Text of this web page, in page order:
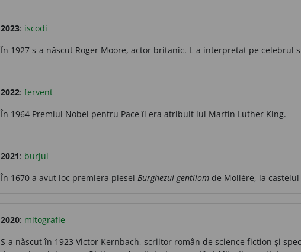
2023: iscodi
În 1927 s-a născut Roger Moore, actor britanic. L-a interpretat pe celebrul
2022: fervent
În 1964 Premiul Nobel pentru Pace îi era atribuit lui Martin Luther King.
2021: burjui
În 1670 a avut loc premiera piesei Burghezul gentilom de Molière, la
2020: mitografie
S-a născut în 1923 Victor Kernbach, scriitor român de science fiction și